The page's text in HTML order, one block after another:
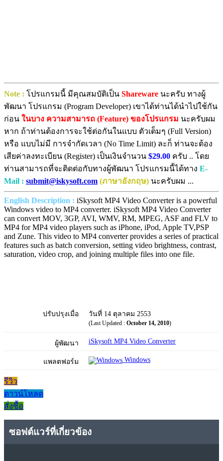
Note : โปรแกรมนี้ มีคุณสมบัติเป็น Shareware นะครับ ทางผู้
พัฒนา โปรแกรม (Program Developer) เขาได้ท่านได้นำไปใช้กัน
ก่อน ในบาง ความสามารถ (Feature) ของโปรแกรม นะครับผม
หาก ถ้าท่านต้องการจะใช้ต่อกันในแบบ ตัวเต็มๆ (Full Version)
หรือ แบบไม่มี การจำกัดเวลา (No Time Limit) ละก็ ท่านจะต้อง
เสียค่าลงทะเบียน (Register) เป็นเงินจำนวน $29.00 ครับ .. โดย
ท่านสามารถที่จะติดต่อกับทางผู้พัฒนา โปรแกรมนี้ได้ทาง E-
Mail : submit@iskysoft.com (ภาษาอังกฤษ) นะครับผม ...
English Description : iSkysoft MP4 Video Converter is a powerful
Windows video to MP4 converter. iSkysoft MP4 Video Converter
can convert MOV, 3GP, AVI, WMV, RM, MPEG, ASF and FLV to
MP4 for MP4 video players such as iPhone, iPod, Apple TV,PSP
and Zune. This video to MP4 converter provides a series of practical
features such as batch conversion, setting video brightness, contrast,
saturation, video crop, and joining multiple files into one file.
ปรับปรุงเมื่อ วันที่ 14 ตุลาคม 2553
(Last Updated : October 14, 2010)
ผู้พัฒนา iSkysoft MP4 Video Converter
แพลตฟอร์ม Windows
รีวิว
ดาวน์โหลด
สั่งซื้อ
ซอฟต์แวร์ที่เกี่ยวข้อง